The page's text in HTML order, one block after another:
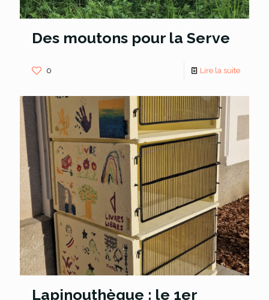
Des moutons pour la Serve
0 Lire la suite
Lapinouthèque : le 1er